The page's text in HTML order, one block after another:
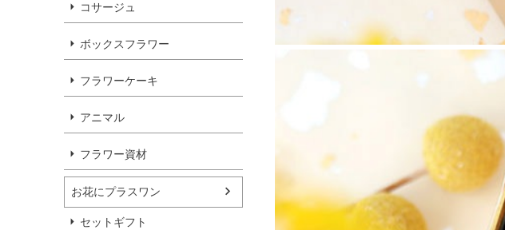
コサージュ
ボックスフラワー
フラワーケーキ
アニマル
フラワー資材
お花にプラスワン
セットギフト